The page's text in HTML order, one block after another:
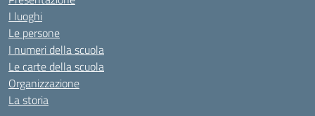
I luoghi
Le persone
I numeri della scuola
Le carte della scuola
Organizzazione
La storia